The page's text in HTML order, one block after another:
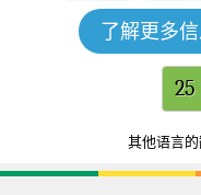
了解更多
25
其他语言的